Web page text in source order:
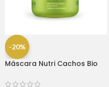
-20%
Máscara Nutri Cachos Bio